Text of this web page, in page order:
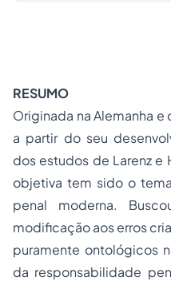
RESUMO
Originada na Alemanha
a partir do seu
dos estudos de Larenz
objetiva tem sido o
penal moderna.
modificação aos erros
puramente ontológicos
da responsabilidade